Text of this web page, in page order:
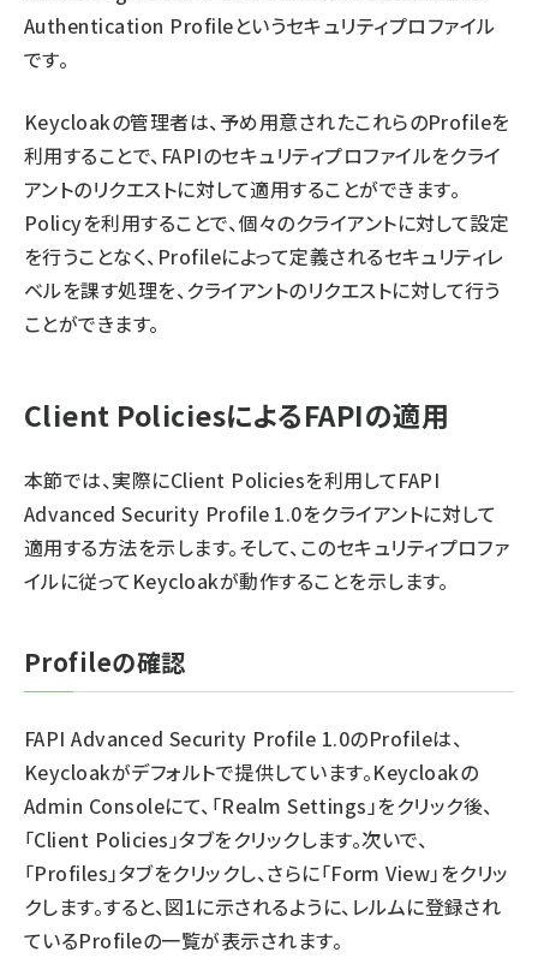
Authentication Profileというセキュリティプロファイル
です。
Keycloakの管理者は、予め用意されたこれらのProfileを
利用することで、FAPIのセキュリティプロファイルをクライ
アントのリクエストに対して適用することができます。
Policyを利用することで、個々のクライアントに対して設定
を行うことなく、Profileによって定義されるセキュリティレ
ベルを課す処理を、クライアントのリクエストに対して行う
ことができます。
Client PoliciesによるFAPIの適用
本節では、実際にClient Policiesを利用してFAPI
Advanced Security Profile 1.0をクライアントに対して
適用する方法を示します。そして、このセキュリティプロファ
イルに従ってKeycloakが動作することを示します。
Profileの確認
FAPI Advanced Security Profile 1.0のProfileは、
Keycloakがデフォルトで提供しています。Keycloakの
Admin Consoleにて、「Realm Settings」をクリック後、
「Client Policies」タブをクリックします。次いで、
「Profiles」タブをクリックし、さらに「Form View」をクリッ
クします。すると、図1に示されるように、レルムに登録され
ているProfileの一覧が表示されます。